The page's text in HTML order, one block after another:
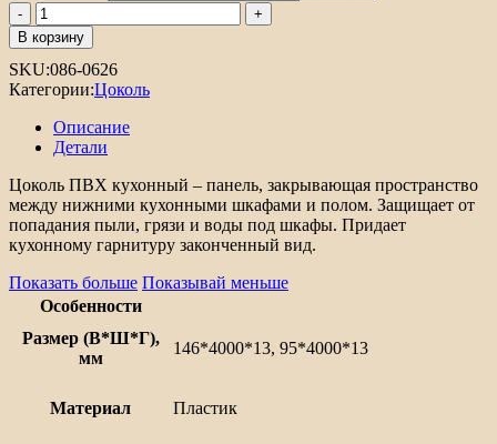
В корзину
SKU:086-0626
Категории:Цоколь
Описание
Детали
Цоколь ПВХ кухонный – панель, закрывающая пространство
между нижними кухонными шкафами и полом. Защищает от
попадания пыли, грязи и воды под шкафы. Придает
кухонному гарнитуру законченный вид.
Показать больше Показывай меньше
Особенности
Размер (В*Ш*Г),
мм
146*4000*13, 95*4000*13
Материал Пластик